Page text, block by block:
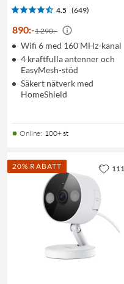
4.5 (649)
890:-1 290:-
Wifi 6 med 160 MHz-kanal
4 kraftfulla antenner och
EasyMesh-stöd
Säkert nätverk med
HomeShield
Online: 100+ st
20% RABATT 111